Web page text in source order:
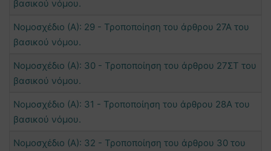
βασικού νόμου.
Νομοσχέδιο (Α): 29 - Τροποποίηση του άρθρου 27Α του
βασικού νόμου.
Νομοσχέδιο (Α): 30 - Τροποποίηση του άρθρου 27ΣΤ του
βασικού νόμου.
Νομοσχέδιο (Α): 31 - Τροποποίηση του άρθρου 28Α του
βασικού νόμου.
Νομοσχέδιο (Α): 32 - Τροποποίηση του άρθρου 30 του